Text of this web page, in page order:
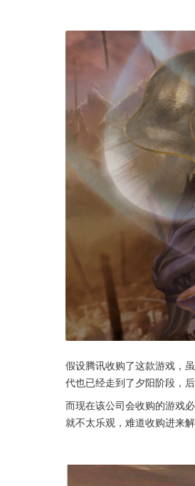
假设腾讯收购了这款游戏，
代也已经走到了夕阳阶段，
而现在该公司会收购的游戏
就不太乐观，难道收购进来